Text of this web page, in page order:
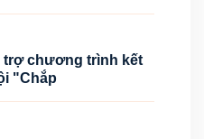
trợ chương trình kết
"Chắp